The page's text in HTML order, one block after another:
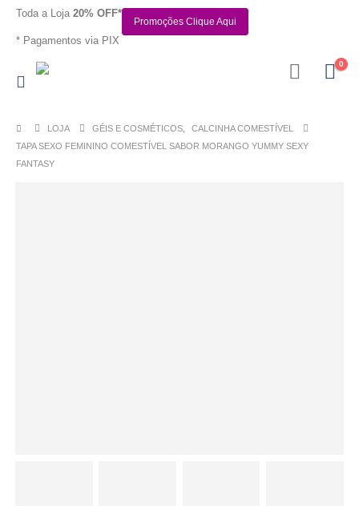
Toda a Loja 20% OFF*
Promoções Clique Aqui
* Pagamentos via PIX
0
LOJA GÉIS E COSMÉTICOS
CALCINHA COMESTÍVEL
TAPA SEXO FEMININO COMESTÍVEL SABOR MORANGO YUMMY SEXY
FANTASY